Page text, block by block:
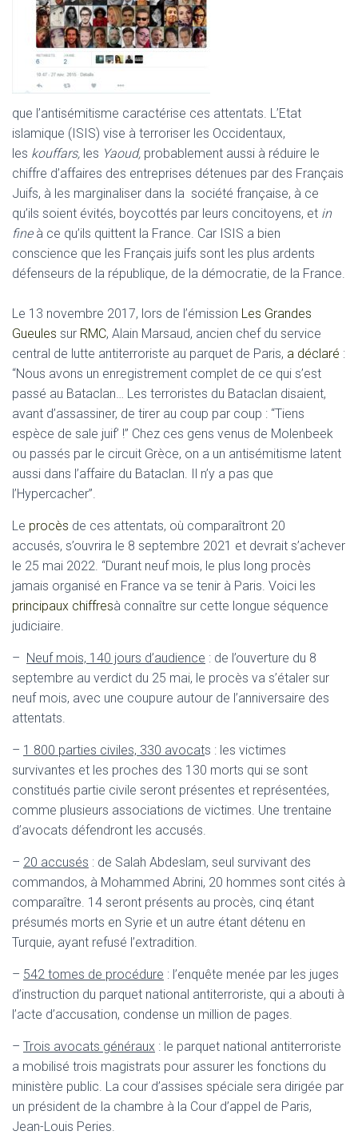
que l’antisémitisme caractérise ces attentats. L’Etat
islamique (ISIS) vise à terroriser les Occidentaux,
les kouffars, les Yaoud, probablement aussi à réduire le
chiffre d’affaires des entreprises détenues par des Français
Juifs, à les marginaliser dans la société française, à ce
qu’ils soient évités, boycottés par leurs concitoyens, et in
fine à ce qu’ils quittent la France. Car ISIS a bien
conscience que les Français juifs sont les plus ardents
défenseurs de la république, de la démocratie, de la France.
Le 13 novembre 2017, lors de l’émission Les Grandes
Gueules sur RMC, Alain Marsaud, ancien chef du service
central de lutte antiterroriste au parquet de Paris, a déclaré :
“Nous avons un enregistrement complet de ce qui s’est
passé au Bataclan… Les terroristes du Bataclan disaient,
avant d’assassiner, de tirer au coup par coup : “Tiens
espèce de sale juif’ !” Chez ces gens venus de Molenbeek
ou passés par le circuit Grèce, on a un antisémitisme latent
aussi dans l’affaire du Bataclan. Il n’y a pas que
l’Hypercacher”.
Le procès de ces attentats, où comparaîtront 20
accusés, s’ouvrira le 8 septembre 2021 et devrait s’achever
le 25 mai 2022. “Durant neuf mois, le plus long procès
jamais organisé en France va se tenir à Paris. Voici les
principaux chiffresà connaître sur cette longue séquence
judiciaire.
– Neuf mois, 140 jours d’audience : de l’ouverture du 8
septembre au verdict du 25 mai, le procès va s’étaler sur
neuf mois, avec une coupure autour de l’anniversaire des
attentats.
– 1 800 parties civiles, 330 avocats : les victimes
survivantes et les proches des 130 morts qui se sont
constitués partie civile seront présentes et représentées,
comme plusieurs associations de victimes. Une trentaine
d’avocats défendront les accusés.
– 20 accusés : de Salah Abdeslam, seul survivant des
commandos, à Mohammed Abrini, 20 hommes sont cités à
comparaître. 14 seront présents au procès, cinq étant
présumés morts en Syrie et un autre étant détenu en
Turquie, ayant refusé l’extradition.
– 542 tomes de procédure : l’enquête menée par les juges
d’instruction du parquet national antiterroriste, qui a abouti à
l’acte d’accusation, condense un million de pages.
– Trois avocats généraux : le parquet national antiterroriste
a mobilisé trois magistrats pour assurer les fonctions du
ministère public. La cour d’assises spéciale sera dirigée par
un président de la chambre à la Cour d’appel de Paris,
Jean-Louis Peries.